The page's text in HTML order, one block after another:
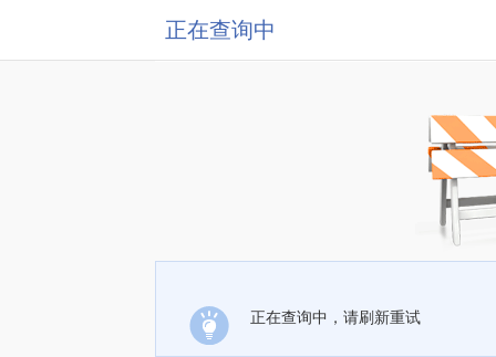
正在查询中
正在查询中，请刷新重试